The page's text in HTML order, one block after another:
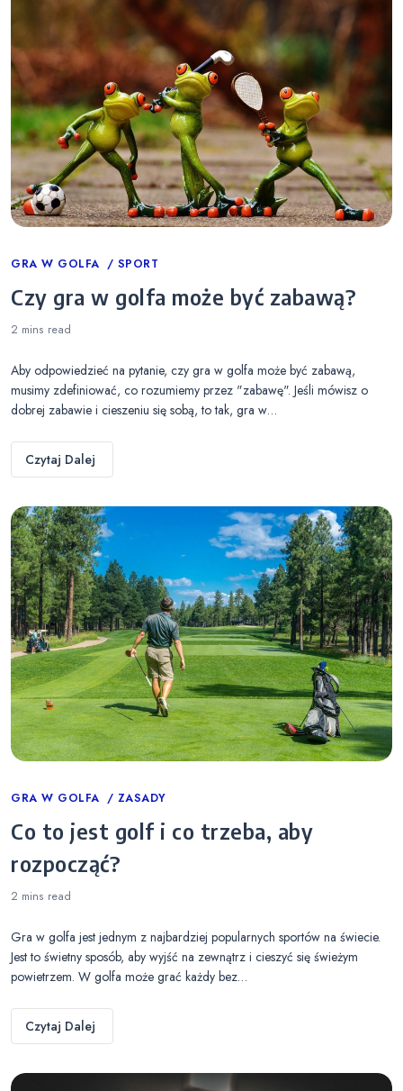
Categories
GRA W GOLFA SPORT
Czy gra w golfa może być zabawą?
2 mins read
Aby odpowiedzieć na pytanie, czy gra w golfa może być zabawą,
musimy zdefiniować, co rozumiemy przez "zabawę". Jeśli mówisz o
dobrej zabawie i cieszeniu się sobą, to tak, gra w…
Czytaj Dalej
Categories
GRA W GOLFA ZASADY
Co to jest golf i co trzeba, aby
rozpocząć?
2 mins read
Gra w golfa jest jednym z najbardziej popularnych sportów na świecie.
Jest to świetny sposób, aby wyjść na zewnątrz i cieszyć się świeżym
powietrzem. W golfa może grać każdy bez…
Czytaj Dalej